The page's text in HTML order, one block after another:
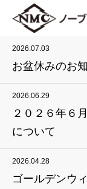
2026.07.03
お盆休みのお
2026.06.29
２０２６年６
について
2026.04.28
ゴールデンウ